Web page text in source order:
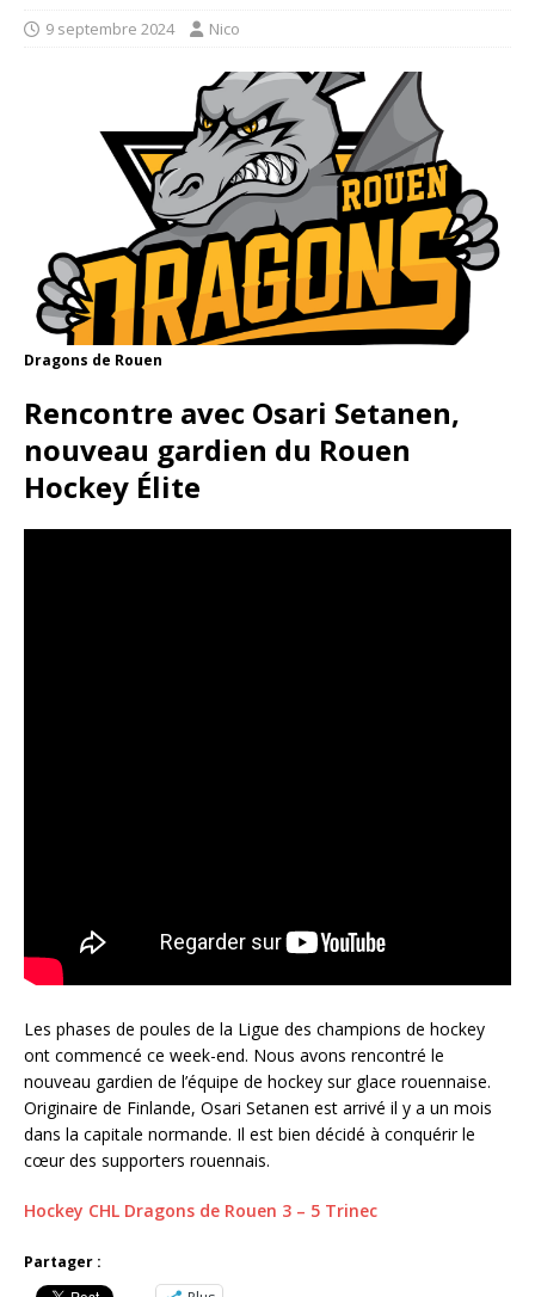
9 septembre 2024 Nico
Dragons de Rouen
Rencontre avec Osari Setanen,
nouveau gardien du Rouen
Hockey Élite
Les phases de poules de la Ligue des champions de hockey
ont commencé ce week-end. Nous avons rencontré le
nouveau gardien de l’équipe de hockey sur glace rouennaise.
Originaire de Finlande, Osari Setanen est arrivé il y a un mois
dans la capitale normande. Il est bien décidé à conquérir le
cœur des supporters rouennais.
Hockey CHL Dragons de Rouen 3 – 5 Trinec
Partager :